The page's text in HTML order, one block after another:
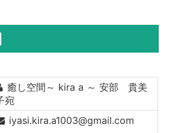
癒し空間～ kira a ～ 安部 貴美
宛
iyasi.kira.a1003@gmail.com